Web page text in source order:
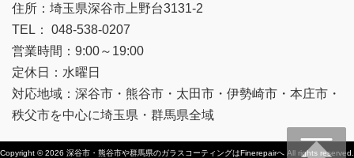
住所：埼玉県深谷市上野台3131-2
TEL： 048-538-0207
営業時間：9:00～19:00
定休日：水曜日
対応地域：深谷市・熊谷市・太田市・伊勢崎市・本庄市・
秩父市を中心に埼玉県・群馬県全域
Copyright © 2026 深谷市・熊谷市や群馬県のガラスコーティングはFinerepairへ All rights reserved.